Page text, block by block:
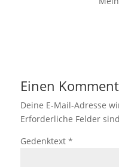
Einen
Deine E-Mail-Adresse
Erforderliche Felder
Gedenktext *